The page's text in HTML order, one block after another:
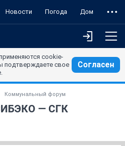
Новости Погода Дом
cookie-
подтверждаете свое
Согласен
Коммунальный форум
— СГК